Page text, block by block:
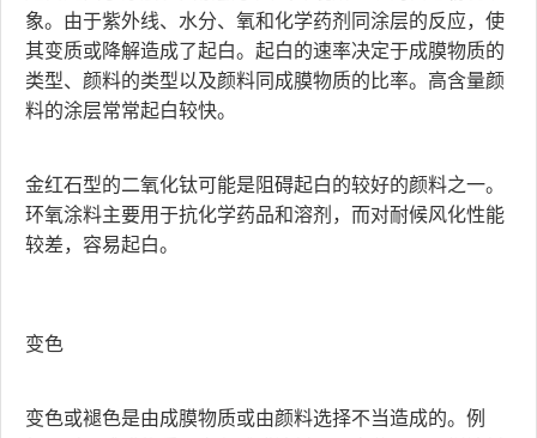
象。由于紫外线、水分、氧和化学药剂同涂层的反应，使
其变质或降解造成了起白。起白的速率决定于成膜物质的
类型、颜料的类型以及颜料同成膜物质的比率。高含量颜
料的涂层常常起白较快。
金红石型的二氧化钛可能是阻碍起白的较好的颜料之一。
环氧涂料主要用于抗化学药品和溶剂，而对耐候风化性能
较差，容易起白。
变色
变色或褪色是由成膜物质或由颜料选择不当造成的。例